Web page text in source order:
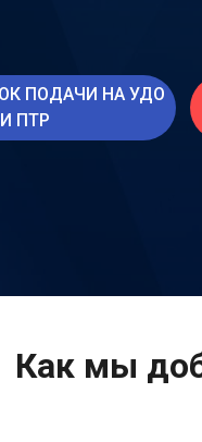
ПОДАЧИ НА УДО
ПТР
Как мы